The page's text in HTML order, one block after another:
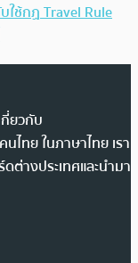
ใช้กฏ Travel Rule
ยวกับ
ไทย ในภาษาไทย เรา
ต่างประเทศและนำมา